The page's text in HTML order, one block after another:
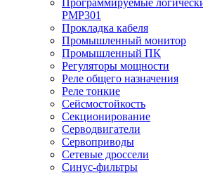
Программируемые
PMP301
Прокладка кабеля
Промышленный монитор
Промышленный ПК
Регуляторы мощности
Реле общего назначения
Реле тонкие
Сейсмостойкость
Секционирование
Серводвигатели
Сервоприводы
Сетевые дроссели
Синус-фильтры